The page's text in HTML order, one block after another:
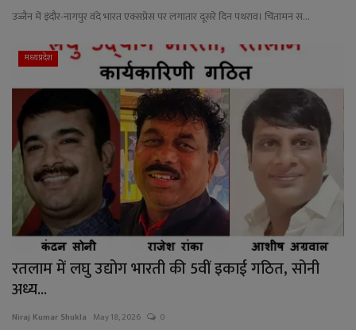
उज्जैन में इंदौर-नागपुर वंदे भारत एक्सप्रेस पर लगातार दूसरे दिन पथराव। चिंतामन स...
मध्यप्रदेश
रतलाम में लघु उद्योग भारती की 5वीं इकाई गठित, सोनी
अध्य...
Niraj Kumar Shukla May 18, 2026 0